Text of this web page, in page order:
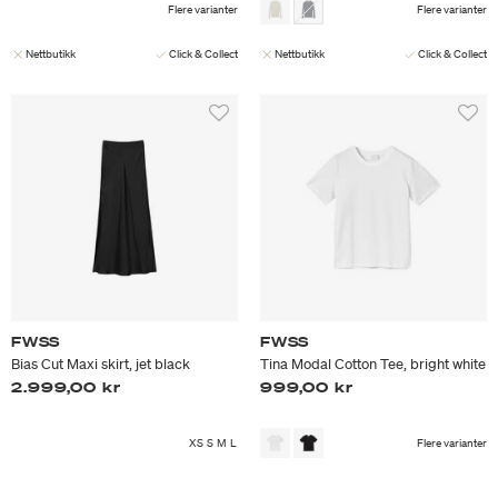
Flere varianter
Nettbutikk Click & Collect
Flere varianter
Nettbutikk Click & Collect
FWSS
Bias Cut Maxi skirt, jet black
2.999,00 kr
XS S M L
FWSS
Tina Modal Cotton Tee, bright white
999,00 kr
Flere varianter